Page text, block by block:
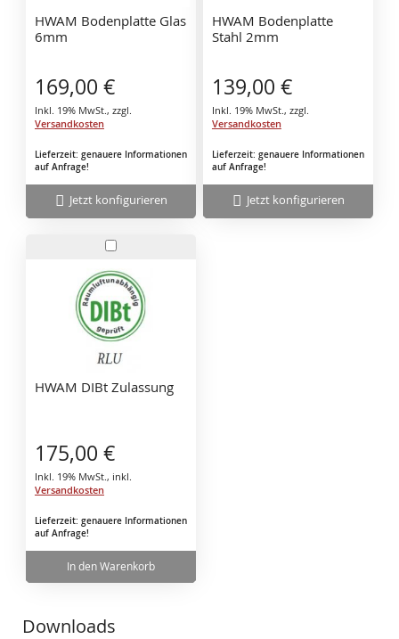
HWAM Bodenplatte Glas
6mm
169,00 €
Inkl. 19% MwSt., zzgl.
Versandkosten
Lieferzeit: genauere Informationen
auf Anfrage!
Jetzt konfigurieren
HWAM Bodenplatte
Stahl 2mm
139,00 €
Inkl. 19% MwSt., zzgl.
Versandkosten
Lieferzeit: genauere Informationen
auf Anfrage!
Jetzt konfigurieren
In
Warenkorb
HWAM DIBt Zulassung
175,00 €
Inkl. 19% MwSt. , inkl.
Versandkosten
Lieferzeit: genauere Informationen
auf Anfrage!
In den Warenkorb
Downloads